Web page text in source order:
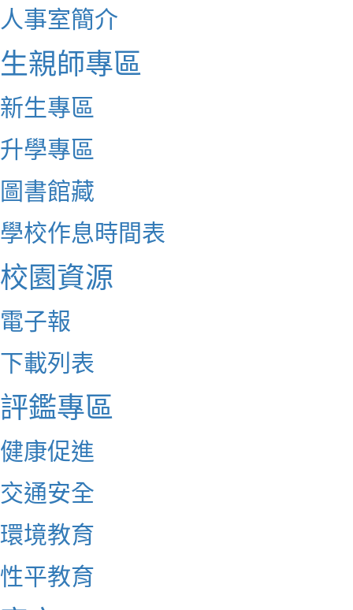
人事室簡介
生親師專區
新生專區
升學專區
圖書館藏
學校作息時間表
校園資源
電子報
下載列表
評鑑專區
健康促進
交通安全
環境教育
性平教育